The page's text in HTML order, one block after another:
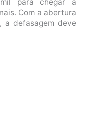
para chegar à
Com a abertura
a defasagem deve